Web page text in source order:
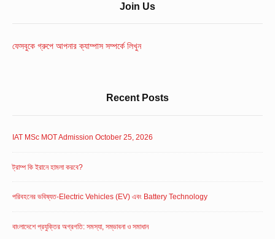
Area
Join Us
ফেসবুকে গ্রুপে আপনার ক্যাম্পাস সম্পর্কে লিখুন
Recent Posts
IAT MSc MOT Admission October 25, 2026
ট্রাম্প কি ইরানে হামলা করবে?
পরিবহনের ভবিষ্যত-Electric Vehicles (EV) এবং Battery Technology
বাংলাদেশে প্রযুক্তির অগ্রগতি: সমস্যা, সম্ভাবনা ও সমাধান